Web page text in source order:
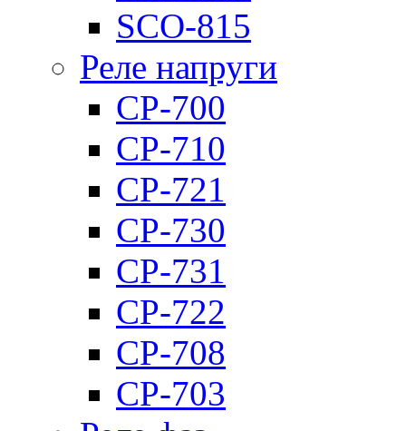
SCO-815
Реле напруги
CP-700
CP-710
CP-721
CP-730
CP-731
CP-722
CP-708
CP-703